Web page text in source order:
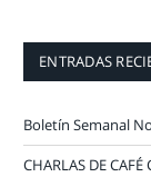
ENTRADAS
Boletín Semanal
CHARLAS DE